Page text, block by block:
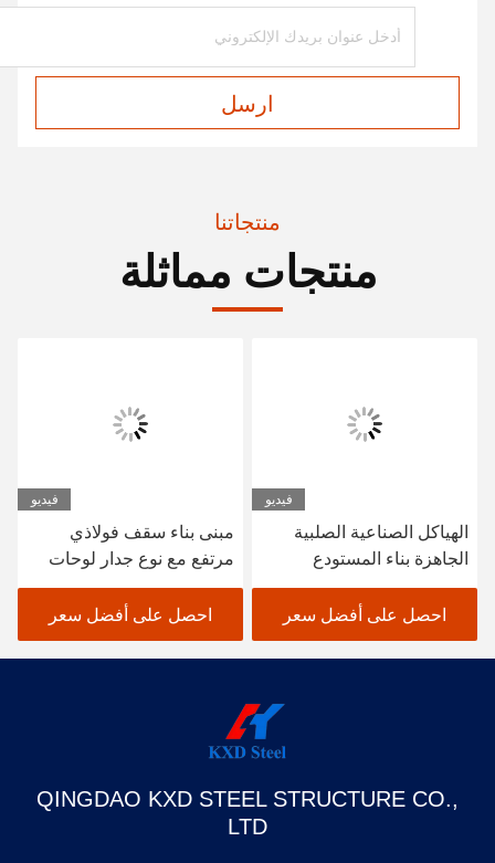
ارسل
منتجاتنا
منتجات مماثلة
فيديو
الهياكل الصناعية الصلبية
الجاهزة بناء المستودع
احصل على أفضل سعر
فيديو
مبنى بناء سقف فولاذي
مرتفع مع نوع جدار لوحات
ساندوتش
احصل على أفضل سعر
QINGDAO KXD STEEL STRUCTURE CO.,
LTD